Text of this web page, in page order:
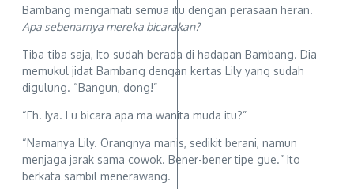
Bambang mengamati semua itu dengan perasaan heran.
Apa sebenarnya mereka bicarakan?
Tiba-tiba saja, Ito sudah berada di hadapan Bambang. Dia
memukul jidat Bambang dengan kertas Lily yang sudah
digulung. “Bangun, dong!”
“Eh. Iya. Lu bicara apa ma wanita muda itu?”
“Namanya Lily. Orangnya manis, sedikit berani, namun
menjaga jarak sama cowok. Bener-bener tipe gue.” Ito
berkata sambil menerawang.